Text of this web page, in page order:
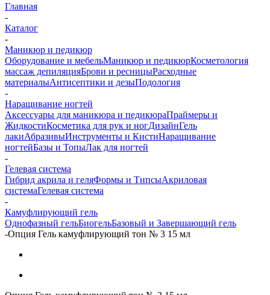
Главная
-
Каталог
-
Маникюр и педикюр
Оборудование и мебельМаникюр и педикюрКосметология
массаж депиляцияБрови и ресницыРасходные
материалыАнтисептики и дезыПодология
-
Наращивание ногтей
Аксессуары для маникюра и педикюраПраймеры и
ЖидкостиКосметика для рук и ногДизайнГель
лакиАбразивыИнструменты и КистиНаращивание
ногтейБазы и ТопыЛак для ногтей
-
Гелевая система
Гибрид акрила и геляФормы и ТипсыАкриловая
системаГелевая система
-
Камуфлирующий гель
Однофазный гельБиогельБазовый и Завершающий гель
-Опция Гель камуфлирующий тон № 3 15 мл